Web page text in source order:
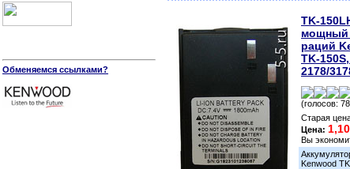
Обменяемся ссылками?
TK-
мощный
раций
TK-
2178/
(голосов:
Старая
Цена:
Вы
Kenwood